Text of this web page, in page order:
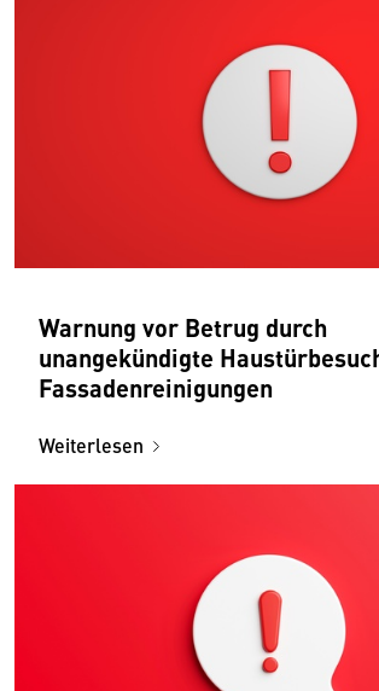
Warnung vor Betrug durch
unangekündigte
Fassadenreinigungen
Weiterlesen